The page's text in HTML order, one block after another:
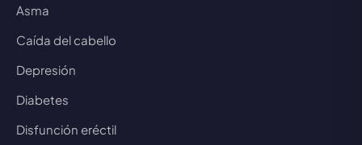
Asma
Caída del cabello
Depresión
Diabetes
Disfunción eréctil